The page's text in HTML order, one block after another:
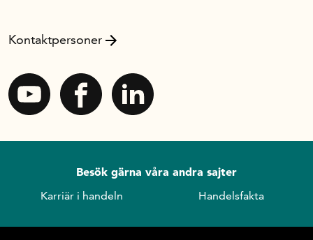
Kontaktpersoner
Besök gärna våra andra sajter
Karriär i handeln Handelsfakta